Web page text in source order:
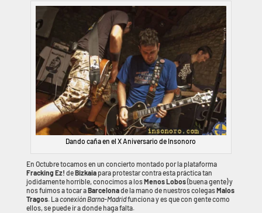
Dando caña en el X Aniversario de Insonoro
En Octubre tocamos en un concierto montado por la plataforma
Fracking Ez! deBizkaiapara protestar contra esta práctica tan
jodidamente horrible, conocimos a losMenos Lobos(buena gente) y
nos fuimos a tocar aBarcelonade la mano de nuestros colegasMalos
Tragos. Laconexión Barna-Madridfunciona y es que con gente como
ellos, se puede ir a donde haga falta.